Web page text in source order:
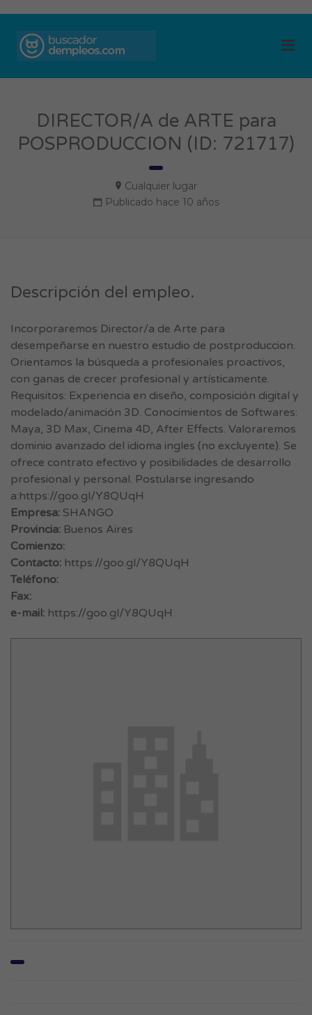
DIRECTOR/A de ARTE para
POSPRODUCCION (ID: 721717)
Cualquier lugar
Publicado hace 10 años
Descripción del empleo.
Incorporaremos Director/a de Arte para
desempeñarse en nuestro estudio de postproduccion.
Orientamos la búsqueda a profesionales proactivos,
con ganas de crecer profesional y artísticamente.
Requisitos: Experiencia en diseño, composición digital y
modelado/animación 3D. Conocimientos de Softwares:
Maya, 3D Max, Cinema 4D, After Effects. Valoraremos
dominio avanzado del idioma ingles (no excluyente). Se
ofrece contrato efectivo y posibilidades de desarrollo
profesional y personal. Postularse ingresando
a:https://goo.gl/Y8QUqH
Empresa: SHANGO
Provincia: Buenos Aires
Comienzo:
Contacto: https://goo.gl/Y8QUqH
Teléfono:
Fax:
e-mail: https://goo.gl/Y8QUqH